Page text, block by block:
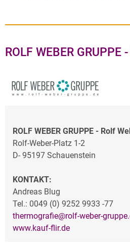
ROLF WEBER GRUPPE
ROLF WEBER GRUPPE - Rolf
Rolf-Weber-Platz 1-2
D- 95197 Schauenstein
KONTAKT:
Andreas Blug
Tel.: 0049 (0) 9252 9933 -77
thermografie@rolf-weber-
www.kauf-flir.de